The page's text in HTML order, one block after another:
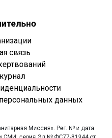
связь
данных
Миссия». Рег. № и дата